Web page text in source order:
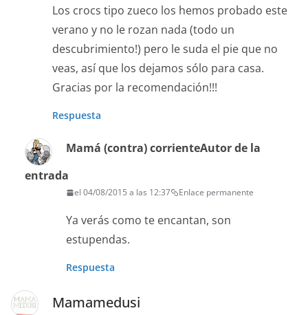
Los crocs tipo zueco los hemos probado este
verano y no le rozan nada (todo un
descubrimiento!) pero le suda el pie que no
veas, así que los dejamos sólo para casa.
Gracias por la recomendación!!!
Respuesta
Mamá (contra) corrienteAutor de la
entrada
el 04/08/2015 a las 12:37 Enlace permanente
Ya verás como te encantan, son
estupendas.
Respuesta
Mamamedusi